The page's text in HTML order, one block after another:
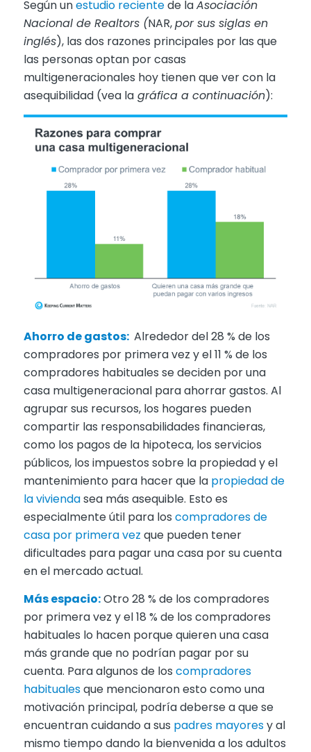
Según unestudio recientede laAsociación
Nacional de Realtors (NAR,por sus siglas en
inglés), las dos razones principales por las que
las personas optan por casas
multigeneracionales hoy tienen que ver con la
asequibilidad (vea lagráfica a continuación):
Ahorro de gastos: Alrededor del 28 % de los
compradores por primera vez y el 11 % de los
compradores habituales se deciden por una
casa multigeneracional para ahorrar gastos. Al
agrupar sus recursos, los hogares pueden
compartir las responsabilidades financieras,
como los pagos de la hipoteca, los servicios
públicos, los impuestos sobre la propiedad y el
mantenimiento para hacer que la propiedad de
la viviendasea más asequible. Esto es
especialmente útil para los compradores de
casa por primera vez que pueden tener
dificultades para pagar una casa por su cuenta
en el mercado actual.
Más espacio:Otro 28 % de los compradores
por primera vez y el 18 % de los compradores
habituales lo hacen porque quieren una casa
más grande que no podrían pagar por su
cuenta. Para algunos de los compradores
habitualesque mencionaron esto como una
motivación principal, podría deberse a que se
encuentran cuidando a sus padres mayoresy al
mismo tiempo dando la bienvenida a los adultos